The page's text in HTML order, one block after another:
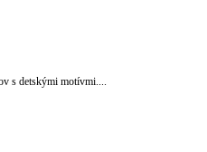
s detskými motívmi....